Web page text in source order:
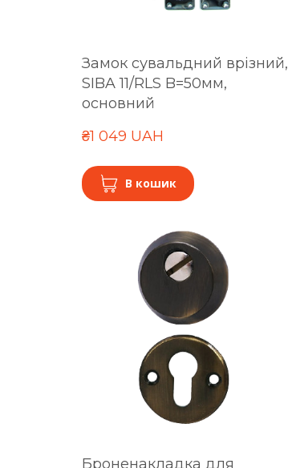
Замок сувальдний врізний,
SIBA 11/RLS B=50мм,
основний
₴1 049 UAH
В кошик
Броненакладка для